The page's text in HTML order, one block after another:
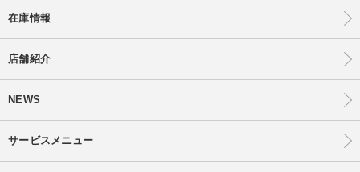
在庫情報
店舗紹介
NEWS
サービスメニュー